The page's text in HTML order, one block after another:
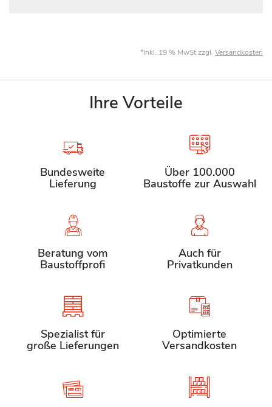
*inkl. 19 % MwSt zzgl. Versandkosten
Ihre Vorteile
Bundesweite
Lieferung
Über 100.000
Baustoffe zur Auswahl
Beratung vom
Baustoffprofi
Auch für
Privatkunden
Spezialist für
große Lieferungen
Optimierte
Versandkosten